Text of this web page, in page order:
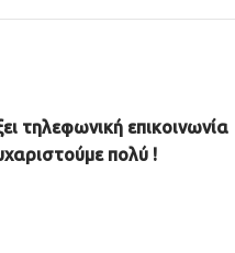
τηλεφωνική επικοινωνία
πολύ !